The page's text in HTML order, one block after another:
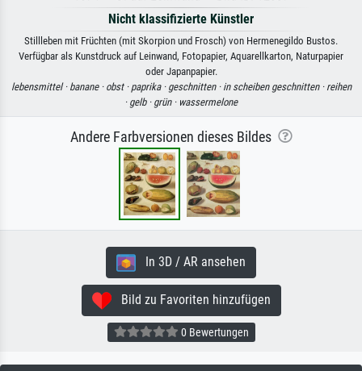
Nicht klassifizierte Künstler
Stillleben mit Früchten (mit Skorpion und Frosch) von Hermenegildo Bustos.
Verfügbar als Kunstdruck auf Leinwand, Fotopapier, Aquarellkarton, Naturpapier
oder Japanpapier.
lebensmittel · banane · obst · paprika · geschnitten · in scheiben geschnitten · reihen
· gelb · grün · wassermelone
Andere Farbversionen dieses Bildes
In 3D / AR ansehen
Bild zu Favoriten hinzufügen
0 Bewertungen